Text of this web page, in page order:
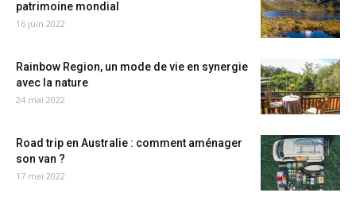
patrimoine mondial
16 juin 2022
Rainbow Region, un mode de vie en synergie
avec la nature
24 mai 2022
Road trip en Australie : comment aménager
son van ?
17 mai 2022